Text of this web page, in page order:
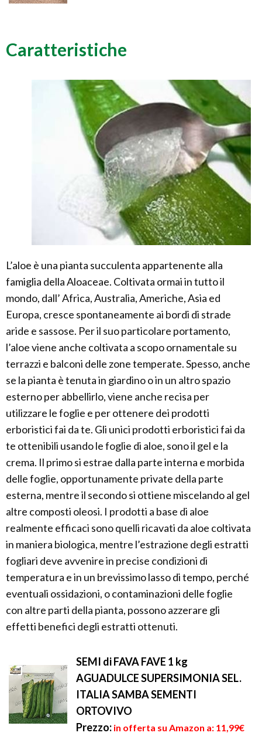
Caratteristiche
L’aloe è una pianta succulenta appartenente alla
famiglia della Aloaceae. Coltivata ormai in tutto il
mondo, dall’ Africa, Australia, Americhe, Asia ed
Europa, cresce spontaneamente ai bordi di strade
aride e sassose. Per il suo particolare portamento,
l’aloe viene anche coltivata a scopo ornamentale su
terrazzi e balconi delle zone temperate. Spesso, anche
se la pianta è tenuta in giardino o in un altro spazio
esterno per abbellirlo, viene anche recisa per
utilizzare le foglie e per ottenere dei prodotti
erboristici fai da te. Gli unici prodotti erboristici fai da
te ottenibili usando le foglie di aloe, sono il gel e la
crema. Il primo si estrae dalla parte interna e morbida
delle foglie, opportunamente private della parte
esterna, mentre il secondo si ottiene miscelando al gel
altre composti oleosi. I prodotti a base di aloe
realmente efficaci sono quelli ricavati da aloe coltivata
in maniera biologica, mentre l’estrazione degli estratti
fogliari deve avvenire in precise condizioni di
temperatura e in un brevissimo lasso di tempo, perché
eventuali ossidazioni, o contaminazioni delle foglie
con altre parti della pianta, possono azzerare gli
effetti benefici degli estratti ottenuti.
SEMI di FAVA FAVE 1 kg
AGUADULCE SUPERSIMONIA SEL.
ITALIA SAMBA SEMENTI
ORTOVIVO
Prezzo: in offerta su Amazon a: 11,99€